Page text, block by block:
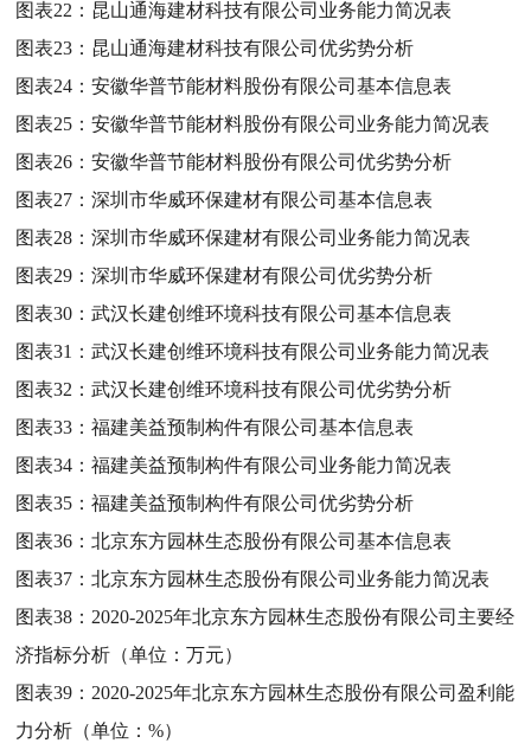
图表22： 昆山通海建材科技有限公司业务能力简况表
图表23： 昆山通海建材科技有限公司优劣势分析
图表24：安徽华普节能材料股份有限公司基本信息表
图表25：安徽华普节能材料股份有限公司业务能力简况表
图表26：安徽华普节能材料股份有限公司优劣势分析
图表27：深圳市华威环保建材有限公司基本信息表
图表28：深圳市华威环保建材有限公司业务能力简况表
图表29：深圳市华威环保建材有限公司优劣势分析
图表30：武汉长建创维环境科技有限公司基本信息表
图表31：武汉长建创维环境科技有限公司业务能力简况表
图表32：武汉长建创维环境科技有限公司优劣势分析
图表33：福建美益预制构件有限公司基本信息表
图表34：福建美益预制构件有限公司业务能力简况表
图表35：福建美益预制构件有限公司优劣势分析
图表36：北京东方园林生态股份有限公司基本信息表
图表37：北京东方园林生态股份有限公司业务能力简况表
图表38： 2020-2025年北京东方园林生态股份有限公司主要经
济指标分析（单位：万元）
图表39： 2020-2025年北京东方园林生态股份有限公司盈利能
力分析（单位：%）